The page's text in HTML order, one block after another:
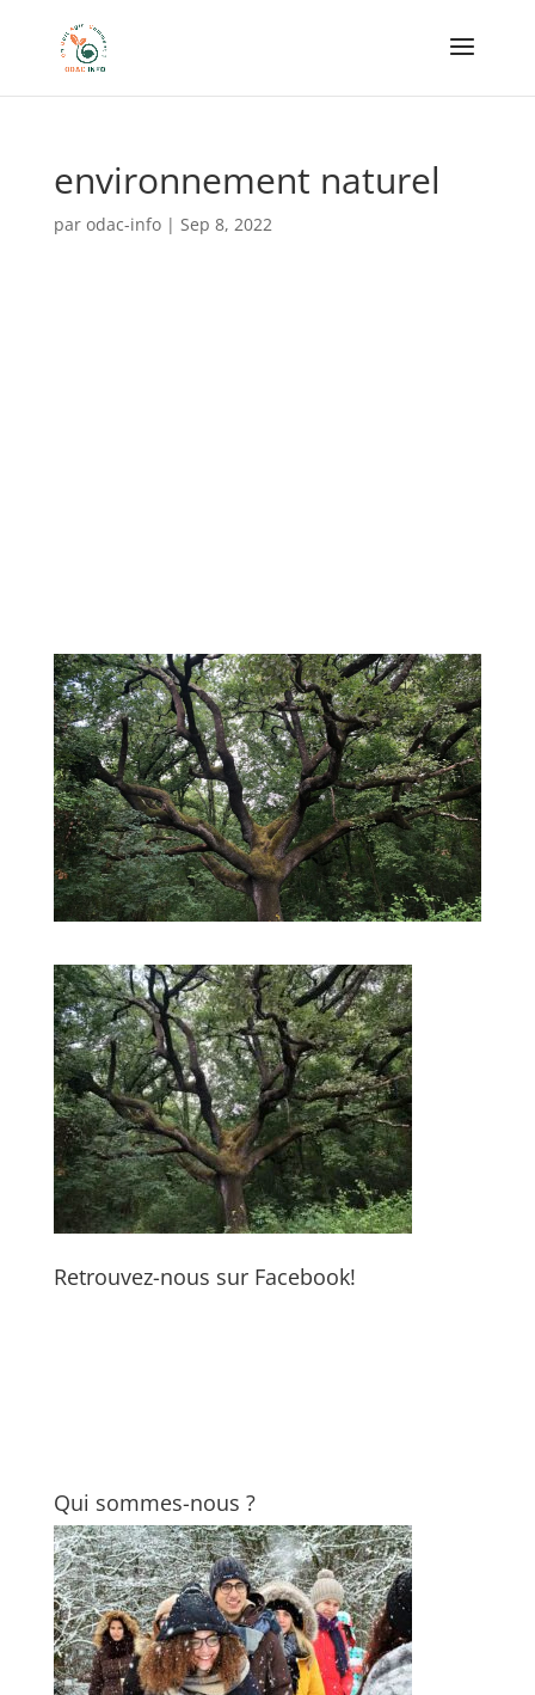
environnement naturel
par odac-info| Sep 8, 2022
Retrouvez-nous sur Facebook!
Qui sommes-nous ?